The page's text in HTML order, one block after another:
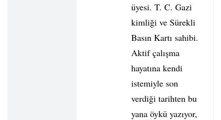
üyesi. T. C. Gazi
kimliği ve Sürekli
Basın Kartı sahibi.
Aktif çalışma
hayatına kendi
istemiyle son
verdiği tarihten bu
yana öykü yazıyor,